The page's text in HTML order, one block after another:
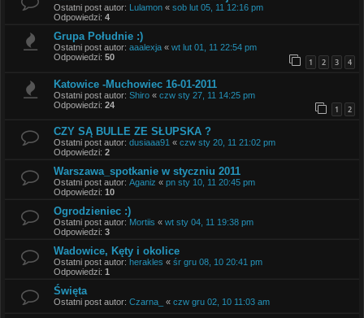
Ostatni post autor: Lulamon « sob lut 05, 11 12:16 pm
Odpowiedzi: 4
Grupa Południe :)
Ostatni post autor: aaalexja « wt lut 01, 11 22:54 pm
Odpowiedzi: 50 1 2 3 4
Katowice -Muchowiec 16-01-2011
Ostatni post autor: Shiro « czw sty 27, 11 14:25 pm
Odpowiedzi: 24 1 2
CZY SĄ BULLE ZE SŁUPSKA ?
Ostatni post autor: dusiaaa91 « czw sty 20, 11 21:02 pm
Odpowiedzi: 2
Warszawa_spotkanie w styczniu 2011
Ostatni post autor: Aganiz « pn sty 10, 11 20:45 pm
Odpowiedzi: 10
Ogrodzieniec :)
Ostatni post autor: Mortiis « wt sty 04, 11 19:38 pm
Odpowiedzi: 3
Wadowice, Kęty i okolice
Ostatni post autor: herakles « śr gru 08, 10 20:41 pm
Odpowiedzi: 1
Święta
Ostatni post autor: Czarna_ « czw gru 02, 10 11:03 am